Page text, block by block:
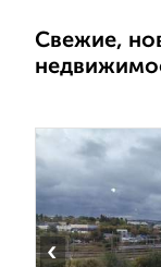
Свежие,
‹